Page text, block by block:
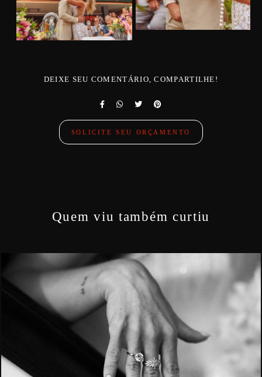
DEIXE SEU COMENTÁRIO, COMPARTILHE!
SOLICITE SEU ORÇAMENTO
Quem viu também curtiu